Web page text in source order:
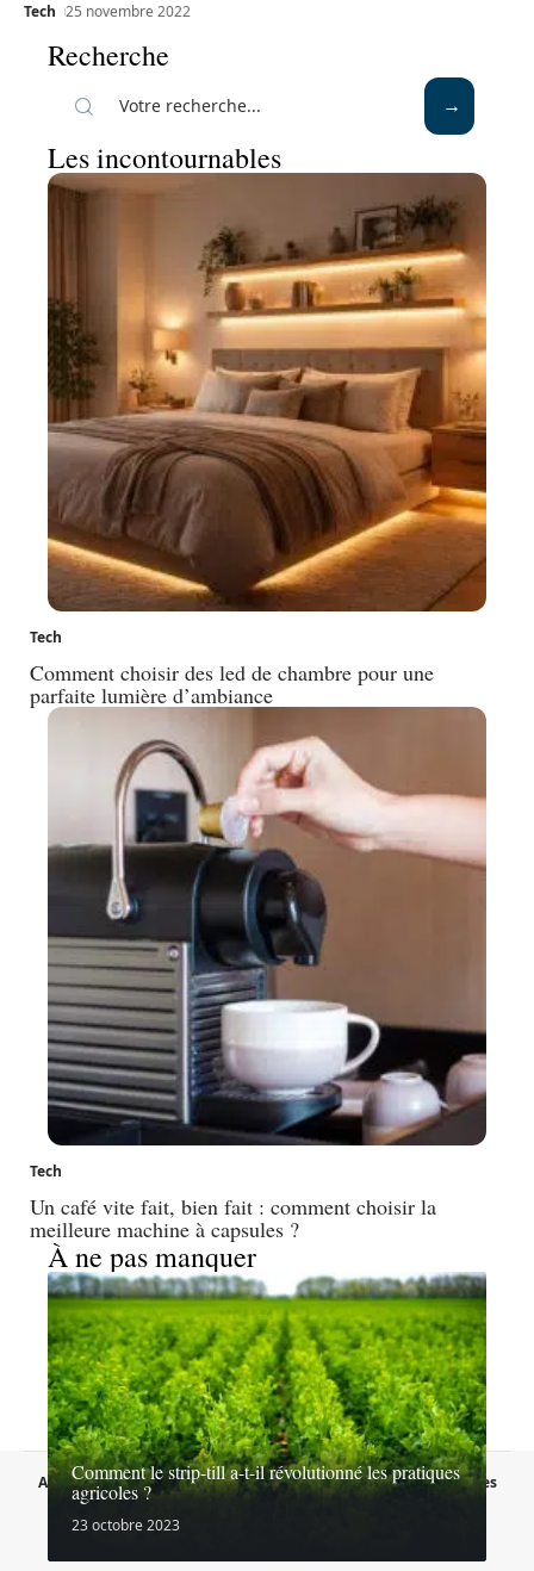
Tech 25 novembre 2022
Recherche
Les incontournables
Tech
Comment choisir des led de chambre pour une
parfaite lumière d’ambiance
Tech
Un café vite fait, bien fait : comment choisir la
meilleure machine à capsules ?
À ne pas manquer
Comment le strip-till a-t-il révolutionné les pratiques
agricoles ?
23 octobre 2023
A propos Contact Proposer un article
Mentions légales